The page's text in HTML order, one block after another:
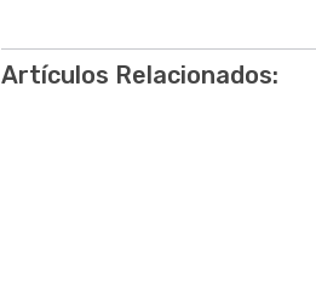
Artículos Relacionados: